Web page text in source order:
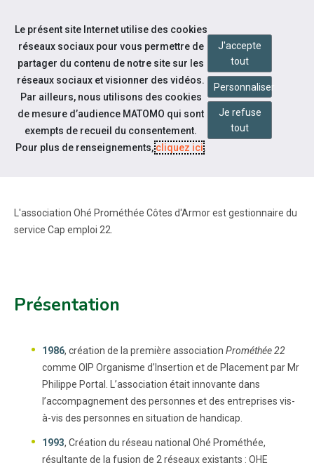
Aller au contenu
Qui sommes-nous
L'ASSOCIATION OHÉ PROMÉTHÉE
L'association Ohé Prométhée Côtes d'Armor est gestionnaire du
service Cap emploi 22.
Présentation
1986, création de la première association Prométhée 22
comme OIP Organisme d’Insertion et de Placement par Mr
Philippe Portal. L’association était innovante dans
l’accompagnement des personnes et des entreprises vis-
à-vis des personnes en situation de handicap.
1993, Création du réseau national Ohé Prométhée,
résultante de la fusion de 2 réseaux existants : OHE
Le présent site Internet utilise des cookies
réseaux sociaux pour vous permettre de
partager du contenu de notre site sur les
réseaux sociaux et visionner des vidéos.
Par ailleurs, nous utilisons des cookies
de mesure d’audience MATOMO qui sont
exempts de recueil du consentement.
Pour plus de renseignements,cliquez ici.
J'accepte
tout
Personnaliser
Je refuse
tout